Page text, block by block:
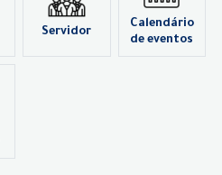
Servidor
Calendário
de eventos